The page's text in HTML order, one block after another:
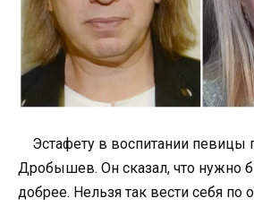
Эстафету в воспитании певицы
Дробышев. Он сказал, что нужно
добрее. Нельзя так вести себя